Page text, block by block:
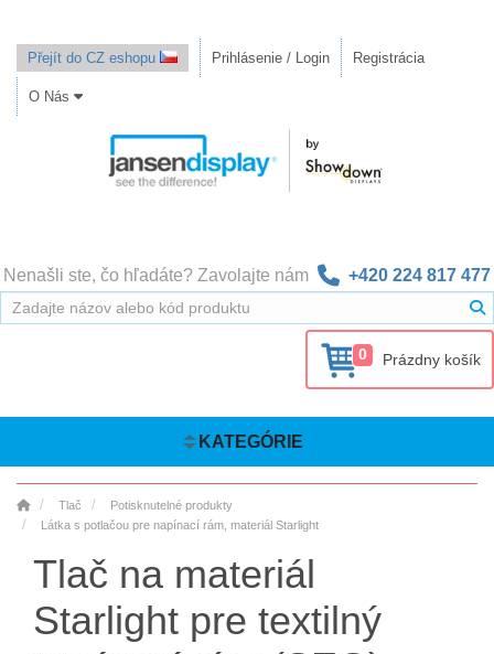
Přejít do CZ eshopu Prihlásenie / Login Registrácia
O Nás
Nenašli ste, čo hľadáte? Zavolajte nám +420 224 817 477
0 Prázdny košík
KATEGÓRIE
Tlač
Potisknutelné produkty
Látka s potlačou pre napínací rám, materiál Starlight
Tlač na materiál
Starlight pre textilný